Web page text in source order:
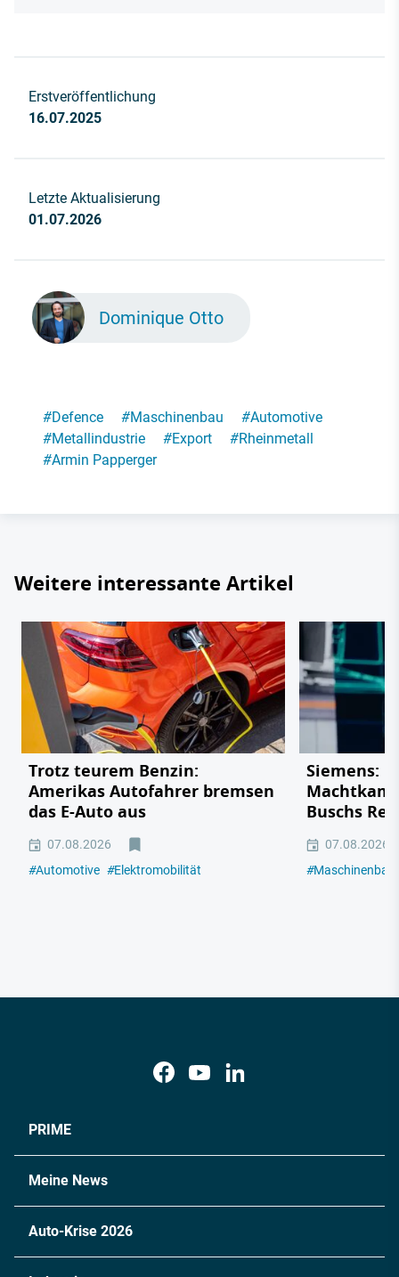
Erstveröffentlichung
16.07.2025
Letzte Aktualisierung
01.07.2026
Dominique Otto
#Defence #Maschinenbau #Automotive
#Metallindustrie #Export #Rheinmetall
#Armin Papperger
Weitere interessante Artikel
Trotz teurem Benzin:
Amerikas Autofahrer bremsen
das E-Auto aus
07.08.2026
#Automotive #Elektromobilität
Siemens:
Buschs
07.08.2026
#Maschinenbau
PRIME
Meine News
Auto-Krise 2026